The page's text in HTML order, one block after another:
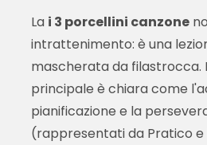
La i 3 porcellini canzone
intrattenimento: è una
mascherata da filastrocca.
principale è chiara come
pianificazione e la
(rappresentati da Pratico e